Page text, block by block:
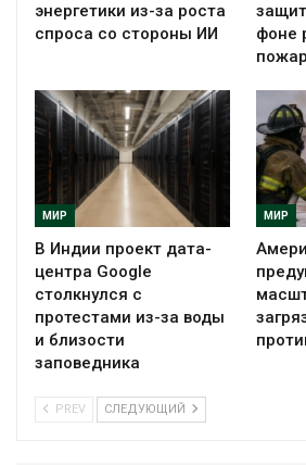
энергетики из-за роста
спроса со стороны ИИ
фоне
МИР
В Индии проект дата-
центра Google
столкнулся с
протестами из-за воды
и близости
заповедника
МИР
PREV СЛЕДУЮЩИЙ